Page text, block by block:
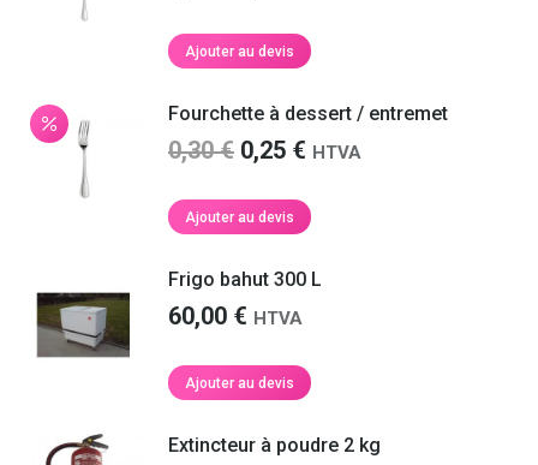
initial
0,30 €.
actuel
0,23 €.
Ajouter au devis
Fourchette à dessert / entremet
0,30€ Le
initial
0,30 €.
0,25 € Le
actuel
0,25 €.
HTVA
Ajouter au devis
Frigo bahut 300 L
60,00 € HTVA
Ajouter au devis
Extincteur à poudre 2 kg